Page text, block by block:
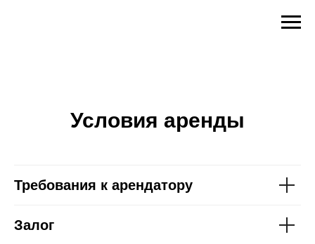
Условия аренды
Требования к арендатору
Залог